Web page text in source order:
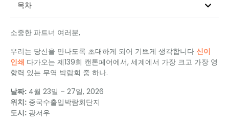
목차
소중한 파트너 여러분,
우리는 당신을 만나도록 초대하게 되어 기쁘게 생각합니다 신이
인쇄 다가오는 제139회 캔톤페어에서, 세계에서 가장 크고 가장 영
향력 있는 무역 박람회 중 하나.
날짜: 4월 23일 – 27일, 2026
위치: 중국수출입박람회단지
도시: 광저우